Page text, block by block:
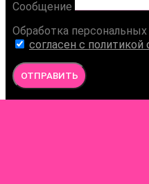
Сообщение
Обработка
согласен с
ОТПРАВИТЬ